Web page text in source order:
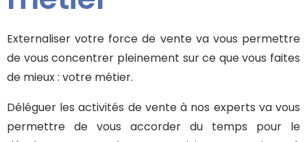
Externaliser votre force de vente va vous permettre
de vous concentrer pleinement sur ce que vous faites
de mieux : votre métier.
Déléguer les activités de vente à nos experts va vous
permettre de vous accorder du temps pour le